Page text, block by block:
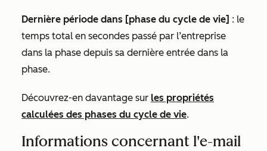
Dernière période dans [phase du cycle de vie] : le
temps total en secondes passé par l’entreprise
dans la phase depuis sa dernière entrée dans la
phase.
Découvrez-en davantage sur les propriétés
calculées des phases du cycle de vie.
Informations concernant l'e-mail